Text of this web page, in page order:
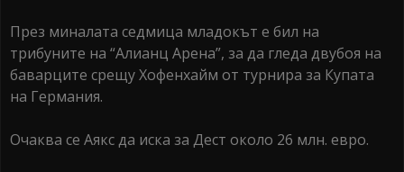
През миналата седмица младокът е бил на
трибуните на “Алианц Арена”, за да гледа двубоя на
баварците срещу Хофенхайм от турнира за Купата
на Германия.
Очаква се Аякс да иска за Дест около 26 млн. евро.